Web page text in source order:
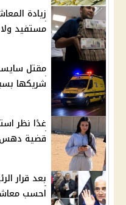
مستفيد
مقتل
شريكها
غدًا نظر
قضية دهس
احسب معاشك